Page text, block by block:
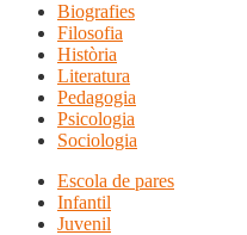
Biografies
Filosofia
Història
Literatura
Pedagogia
Psicologia
Sociologia
Escola de pares
Infantil
Juvenil